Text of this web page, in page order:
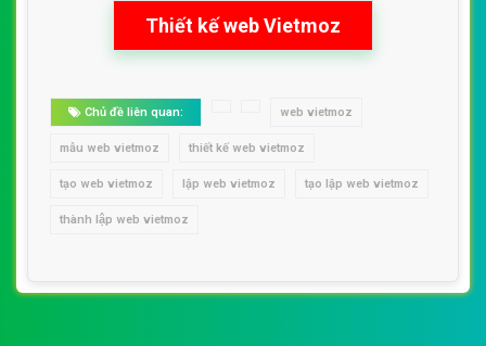
Thiết kế web Vietmoz
Chủ đề liên quan: web vietmoz
mẫu web vietmoz thiết kế web vietmoz
tạo web vietmoz lập web vietmoz tạo lập web vietmoz
thành lập web vietmoz